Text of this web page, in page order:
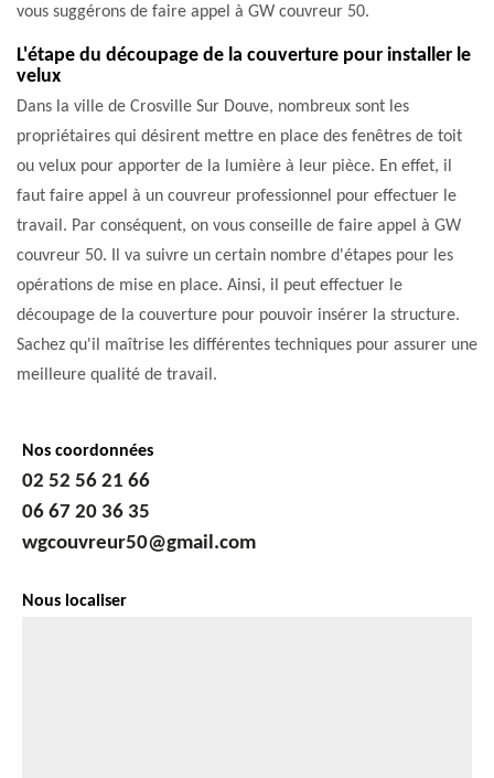
vous suggérons de faire appel à GW couvreur 50.
L'étape du découpage de la couverture pour installer le
velux
Dans la ville de Crosville Sur Douve, nombreux sont les
propriétaires qui désirent mettre en place des fenêtres de toit
ou velux pour apporter de la lumière à leur pièce. En effet, il
faut faire appel à un couvreur professionnel pour effectuer le
travail. Par conséquent, on vous conseille de faire appel à GW
couvreur 50. Il va suivre un certain nombre d'étapes pour les
opérations de mise en place. Ainsi, il peut effectuer le
découpage de la couverture pour pouvoir insérer la structure.
Sachez qu'il maîtrise les différentes techniques pour assurer une
meilleure qualité de travail.
Nos coordonnées
02 52 56 21 66
06 67 20 36 35
wgcouvreur50@gmail.com
Nous localiser